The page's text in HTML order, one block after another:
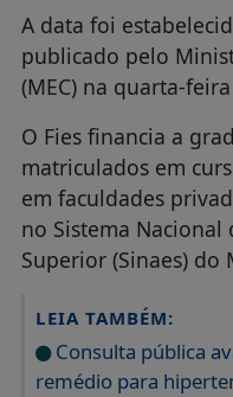
A data foi
publicado pelo
(MEC) na quarta-feira
O Fies financia a
matriculados em
em faculdades
no Sistema Nacional
Superior (Sinaes) do
LEIA TAMBÉM:
Consulta pública
remédio para